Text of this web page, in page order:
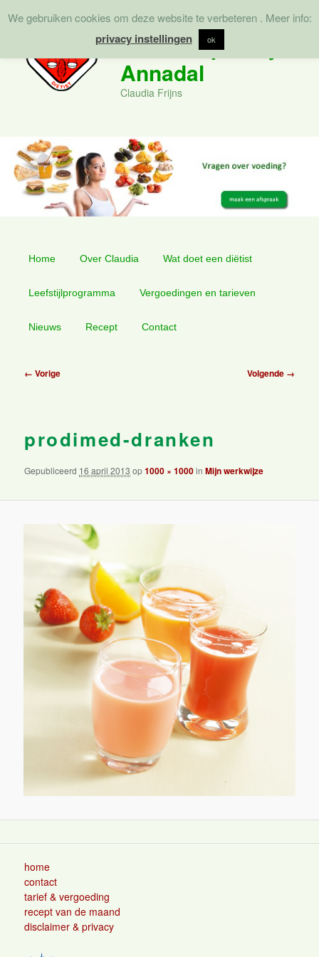
Diëtistenpraktijk
Annadal
Claudia Frijns
Spring
naar
inhoud
Spring
naar
inhoud
Home Over Claudia Wat doet een diëtist
Leefstijlprogramma Vergoedingen en tarieven
Nieuws Recept Contact
Afbeeldingsnavigatie
← Vorige Volgende →
prodimed-dranken
Gepubliceerd 16 april 2013 op1000 × 1000inMijn werkwijze
home
contact
tarief & vergoeding
recept van de maand
disclaimer & privacy
We gebruiken cookies om deze website te verbeteren . Meer info:
privacy instellingen ok